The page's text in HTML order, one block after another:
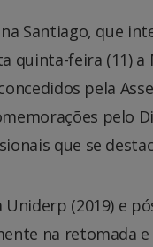
Santiago, que
quinta-feira (11)
pela
pelo
que se
Uniderp (2019) e
na retomada